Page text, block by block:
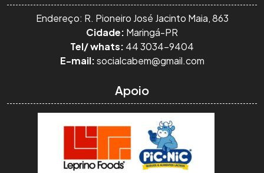
Endereço: R. Pioneiro José Jacinto Maia, 863
Cidade: Maringá-PR
Tel/ whats: 44 3034-9404
E-mail:socialcabem@gmail.com
Apoio